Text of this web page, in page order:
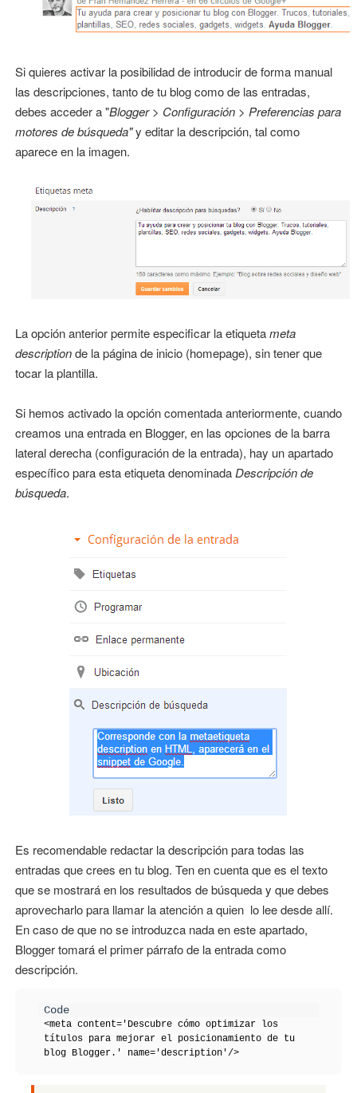
Si quieres activar la posibilidad de introducir de forma manual
las descripciones, tanto de tu blog como de las entradas,
debes acceder a "Blogger > Configuración > Preferencias para
motores de búsqueda"y editar la descripción, tal como
aparece en la imagen.
La opción anterior permite especificar la etiquetameta
descriptionde la página de inicio (homepage), sin tener que
tocar la plantilla.
Si hemos activado la opción comentada anteriormente, cuando
creamos una entrada en Blogger, en las opciones de la barra
lateral derecha (configuración de la entrada), hay un apartado
específico para esta etiqueta denominada Descripción de
búsqueda.
Es recomendable redactar la descripción para todas las
entradas que crees en tu blog. Ten en cuenta que es el texto
que se mostrará en los resultados de búsqueda y que debes
aprovecharlo para llamar la atención a quien lo lee desde allí.
En caso de que no se introduzca nada en este apartado,
Blogger tomará el primer párrafo de la entrada como
descripción.
<meta content='Descubre cómo optimizar los
títulos para mejorar el posicionamiento de tu
blog Blogger.' name='description'/>